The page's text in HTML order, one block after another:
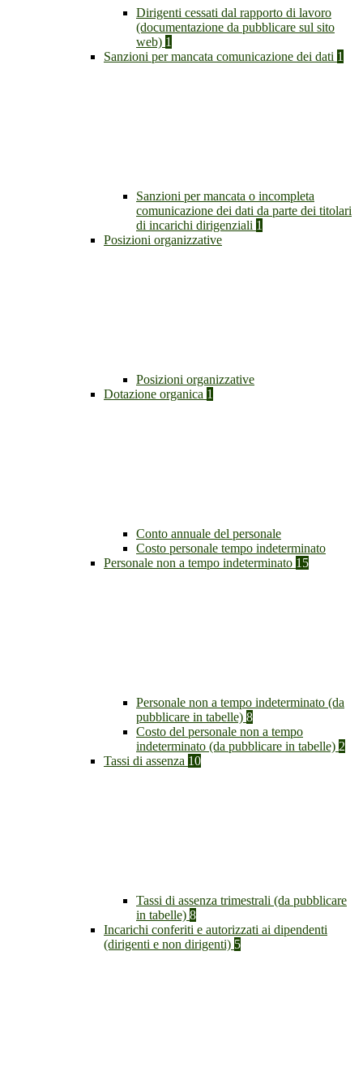
Dirigenti cessati dal rapporto di lavoro
(documentazione da pubblicare sul sito
web) 1
Sanzioni per mancata comunicazione dei dati 1
Sanzioni per mancata o incompleta
comunicazione dei dati da parte dei titolari
di incarichi dirigenziali 1
Posizioni organizzative
Posizioni organizzative
Dotazione organica 1
Conto annuale del personale
Costo personale tempo indeterminato
Personale non a tempo indeterminato 15
Personale non a tempo indeterminato (da
pubblicare in tabelle) 8
Costo del personale non a tempo
indeterminato (da pubblicare in tabelle) 2
Tassi di assenza 10
Tassi di assenza trimestrali (da pubblicare
in tabelle) 8
Incarichi conferiti e autorizzati ai dipendenti
(dirigenti e non dirigenti) 5